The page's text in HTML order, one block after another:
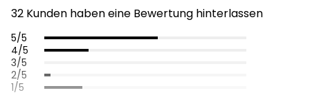
32 Kunden haben eine Bewertung hinterlassen
5/5
4/5
3/5
2/5
1/5